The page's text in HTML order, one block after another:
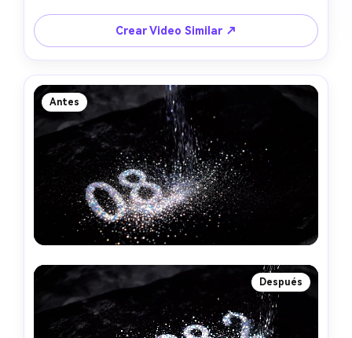
Crear Video Similar ↗
Antes
Después